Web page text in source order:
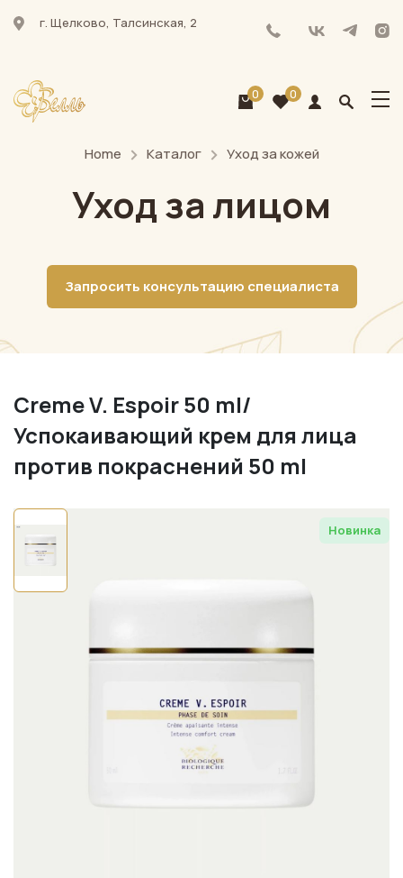
г. Щелково, Талсинская, 2
0 0
Home Каталог Уход за кожей
Уход за лицом
Запросить консультацию специалиста
Creme V. Espoir 50 ml/
Успокаивающий крем для лица
против покраснений 50 ml
Новинка